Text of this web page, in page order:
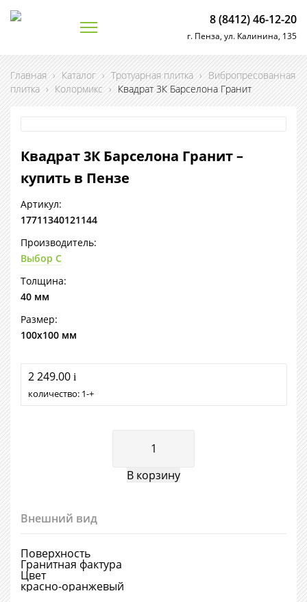
8 (8412) 46-12-20
г. Пенза, ул. Калинина, 135
Главная › Каталог › Тротуарная плитка › Вибропресованная
плитка › Колормикс › Квадрат 3К Барселона Гранит
Квадрат 3К Барселона Гранит –
купить в Пензе
Артикул:
17711340121144
Производитель:
Выбор С
Толщина:
40 мм
Размер:
100х100 мм
2 249.00 i
количество: 1 +
Внешний вид
Поверхность
Гранитная фактура
Цвет
красно-оранжевый